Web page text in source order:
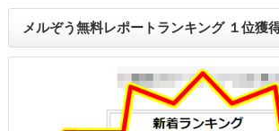
メルぞう無料レポートランキング １位獲